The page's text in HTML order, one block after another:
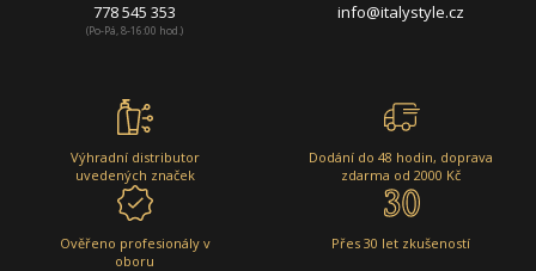
778 545 353
(Po-Pá, 8-16:00 hod.)
info@italystyle.cz
Výhradní distributor
uvedených značek
Dodání do 48 hodin, doprava
zdarma od 2000 Kč
Ověřeno profesionály v
oboru
Přes 30 let zkušeností